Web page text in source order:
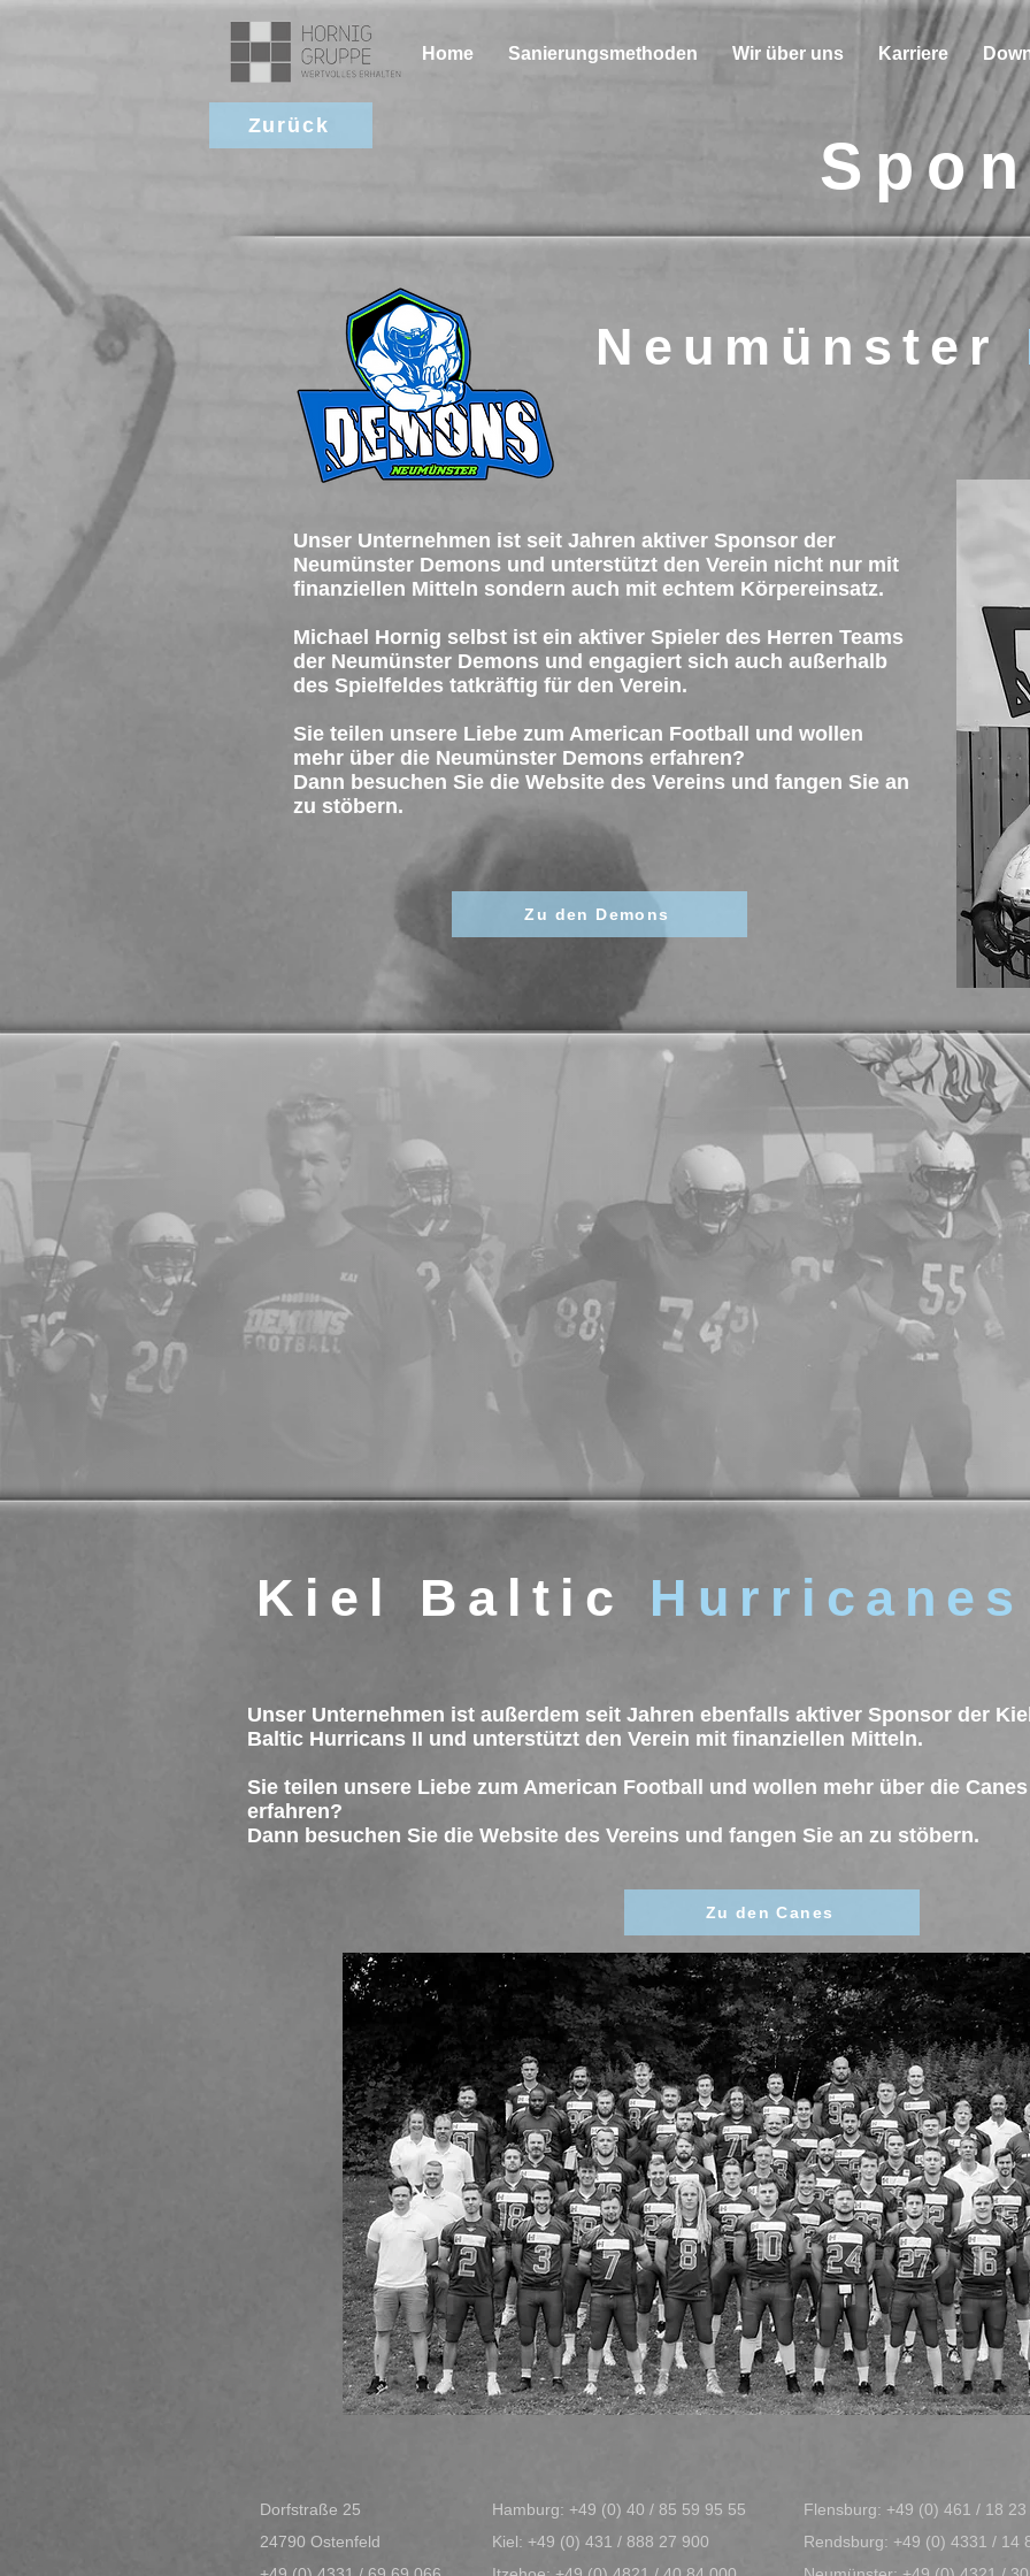
Home Sanierungsmethoden Wir über uns Karriere
Zurück
Unser Unternehmen ist seit Jahren aktiver Sponsor der
Neumünster Demons und unterstützt den Verein nicht nur mit
finanziellen Mitteln sondern auch mit echtem Körpereinsatz.
Michael Hornig selbst ist ein aktiver Spieler des Herren Teams
der Neumünster Demons und engagiert sich auch außerhalb
des Spielfeldes tatkräftig für den Verein.
Sie teilen unsere Liebe zum American Football und wollen
mehr über die Neumünster Demons erfahren?
Dann besuchen Sie die Website des Vereins und fangen Sie an
zu stöbern.
Zu den Demons
Neumünster
Kiel Baltic
Unser Unternehmen ist außerdem seit Jahren ebenfalls aktiver Sponsor der
Baltic Hurricans II und unterstützt den Verein mit finanziellen Mitteln.
Sie teilen unsere Liebe zum American Football und wollen mehr über die Canes
erfahren?
Dann besuchen Sie die Website des Vereins und fangen Sie an zu stöbern.
Zu den Canes
Dorfstraße 25
24790 Ostenfeld
Hamburg: +49 (0) 40 / 85 59 95 55
Kiel: +49 (0) 431 / 888 27 900
Flensburg: +49 (0) 461 / 18
Rendsburg: +49 (0) 4331 / 14